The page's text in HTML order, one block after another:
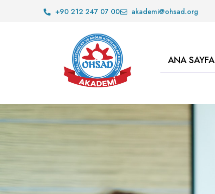
+90 212 247 07 00 akademi@ohsad.org
ANA SAYFA